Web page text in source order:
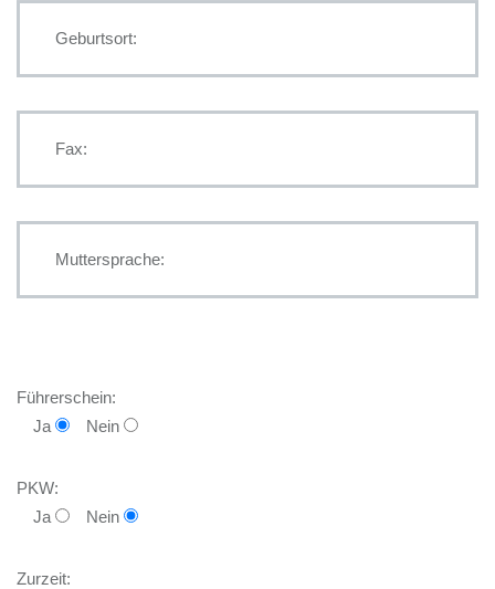
Führerschein:
Ja
Nein
PKW:
Ja
Nein
Zurzeit: